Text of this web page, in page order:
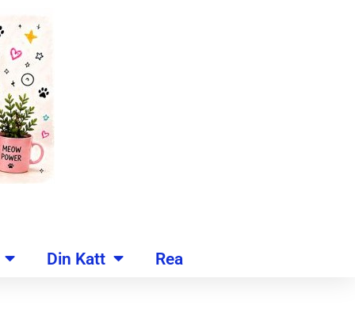
Din Katt Rea